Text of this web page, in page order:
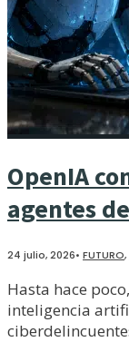
OpenIA
agentes
24 julio, 2026• FUTURO,
Hasta hace
inteligencia